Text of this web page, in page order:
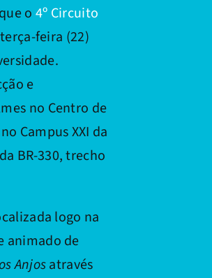
o 4º Circuito
feira (22)
e
no Centro de
Campus XXI da
BR-330, trecho
logo na
animado de
Anjosatravés